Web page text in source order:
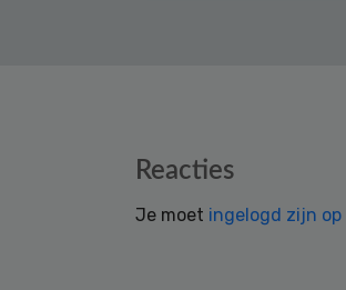
Reacties
Je moet ingelogd zijn op